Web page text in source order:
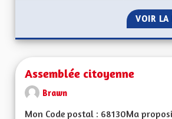
VOIR LA
Assemblée citoyenne
Brawn
Mon Code postal : 68130Ma